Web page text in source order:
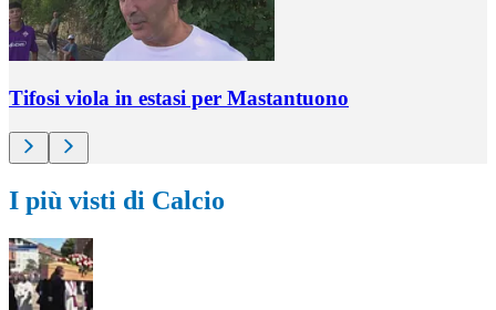
Tifosi viola in estasi per Mastantuono
I più visti di Calcio